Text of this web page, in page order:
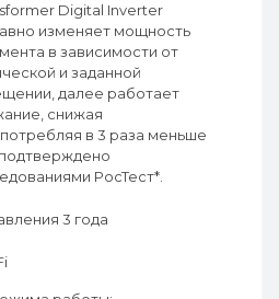
Digital Inverter
изменяет мощность
в зависимости от
и заданной
далее работает
снижая
в 3 раза меньше
РосТест*.
3 года